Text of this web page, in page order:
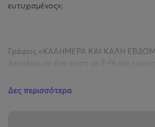
ευτυχισμένος»;
Γράφεις «ΚΑΛΗΜΕΡΑ ΚΑΙ ΚΑΛΗ
Δευτέρα, σε ένα ποστ με F-16 και
Δες περισσότερα